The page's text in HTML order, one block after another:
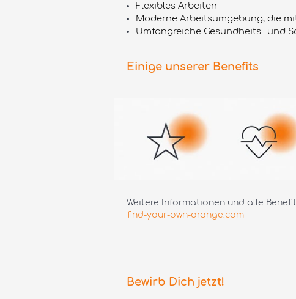
Flexibles Arbeiten
Moderne Arbeitsumgebung, die
Umfangreiche Gesundheits- und
Einige unserer Benefits
Weitere Informationen und alle
find-your-own-orange.com
Bewirb Dich jetzt!